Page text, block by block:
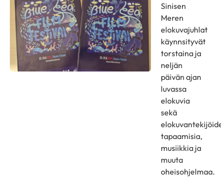
Sinisen
Meren
elokuvajuhlat
käynnsityvät
torstaina ja
neljän
päivän ajan
luvassa
elokuvia
sekä
tapaamisia,
musiikkia ja
muuta
oheisohjelmaa.